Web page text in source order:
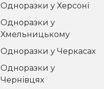
Одноразки у Херсоні
Одноразки у
Хмельницькому
Одноразки у Черкасах
Одноразки у
Чернівцях